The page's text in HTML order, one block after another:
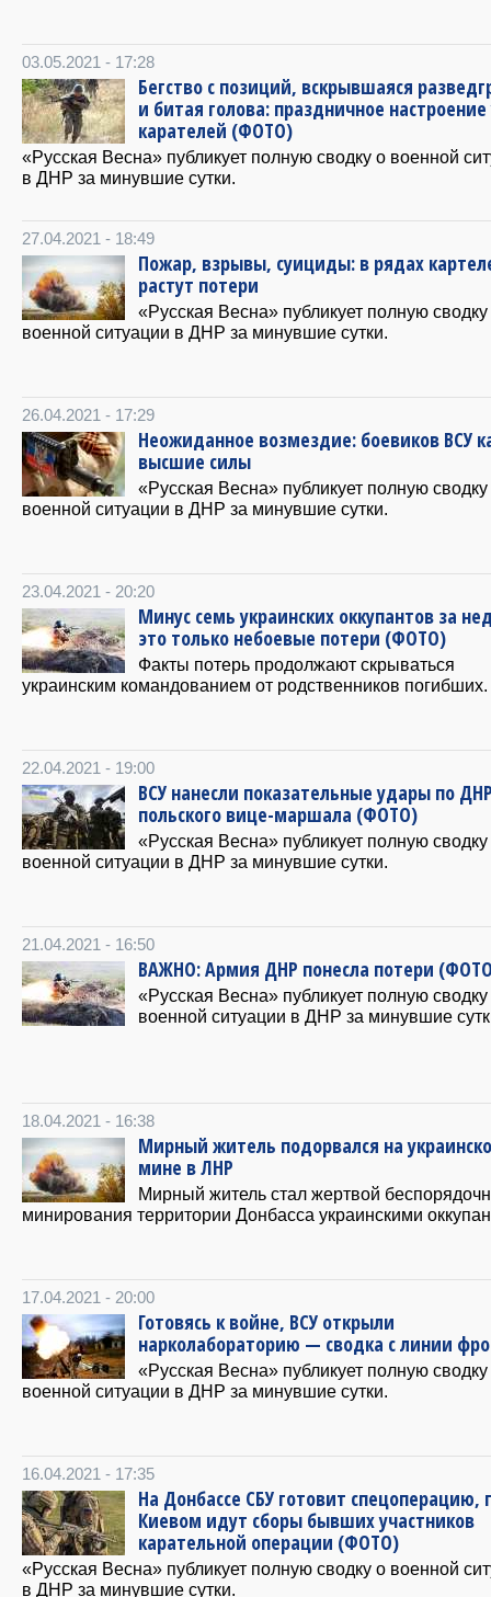
03.05.2021 - 17:28
Бегство с позиций, вскрывшаяся
и битая голова: праздничное настроение
карателей (ФОТО)
«Русская Весна» публикует полную сводку о военной
в ДНР за минувшие сутки.
27.04.2021 - 18:49
Пожар, взрывы, суициды: в рядах
растут потери
«Русская Весна» публикует полную сводку
военной ситуации в ДНР за минувшие сутки.
26.04.2021 - 17:29
Неожиданное возмездие: боевиков ВСУ
высшие силы
«Русская Весна» публикует полную сводку
военной ситуации в ДНР за минувшие сутки.
23.04.2021 - 20:20
Минус семь украинских оккупантов за
это только небоевые потери (ФОТО)
Факты потерь продолжают скрываться
украинским командованием от родственников погибших.
22.04.2021 - 19:00
ВСУ нанесли показательные удары по
польского вице-маршала (ФОТО)
«Русская Весна» публикует полную сводку
военной ситуации в ДНР за минувшие сутки.
21.04.2021 - 16:50
ВАЖНО: Армия ДНР понесла потери
«Русская Весна» публикует полную сводку
военной ситуации в ДНР за минувшие
18.04.2021 - 16:38
Мирный житель подорвался на
мине в ЛНР
Мирный житель стал жертвой
минирования территории Донбасса украинскими
17.04.2021 - 20:00
Готовясь к войне, ВСУ открыли
нарколабораторию — сводка с линии
«Русская Весна» публикует полную сводку
военной ситуации в ДНР за минувшие сутки.
16.04.2021 - 17:35
На Донбассе СБУ готовит спецоперацию,
Киевом идут сборы бывших участников
карательной операции (ФОТО)
«Русская Весна» публикует полную сводку о военной
в ДНР за минувшие сутки.